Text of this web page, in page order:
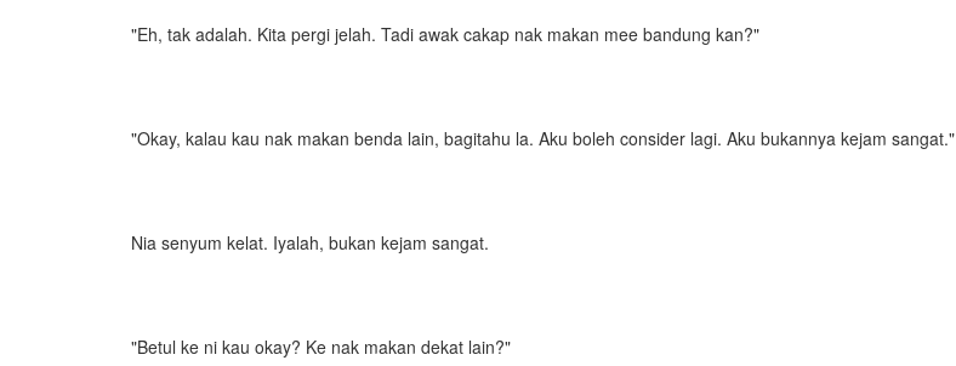
"Eh, tak adalah. Kita pergi jelah. Tadi awak cakap nak makan mee bandung kan?"
"Okay, kalau kau nak makan benda lain, bagitahu la. Aku boleh consider lagi. Aku bukannya kejam sangat."
Nia senyum kelat. Iyalah, bukan kejam sangat.
"Betul ke ni kau okay? Ke nak makan dekat lain?"